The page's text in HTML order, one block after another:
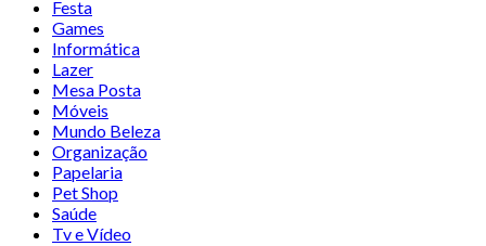
Festa
Games
Informática
Lazer
Mesa Posta
Móveis
Mundo Beleza
Organização
Papelaria
Pet Shop
Saúde
Tv e Vídeo